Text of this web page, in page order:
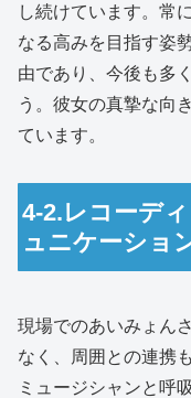
し続けています。常
なる高みを目指す姿
由であり、今後も多
う。彼女の真摯な向
ています。
4-2.レコーデ
ュニケーショ
現場でのあいみょん
なく、周囲との連携
ミュージシャンと呼